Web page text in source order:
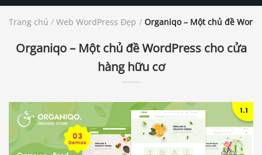
Trang chủ / Web WordPress Đẹp / Organiqo – Một chủ đề
Organiqo – Một chủ đề WordPress cho cửa
hàng hữu cơ